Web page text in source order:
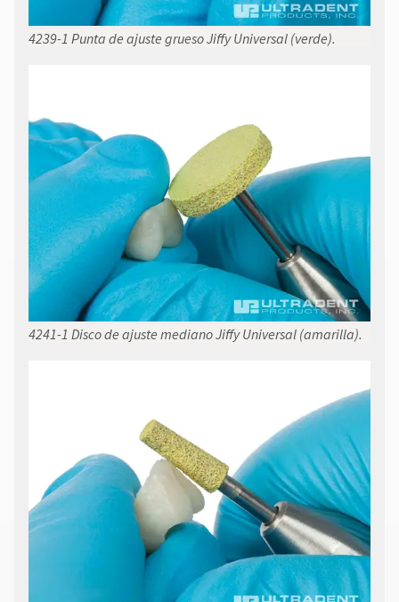
4239-1 Punta de ajuste grueso Jiffy Universal (verde).
4241-1 Disco de ajuste mediano Jiffy Universal (amarilla).